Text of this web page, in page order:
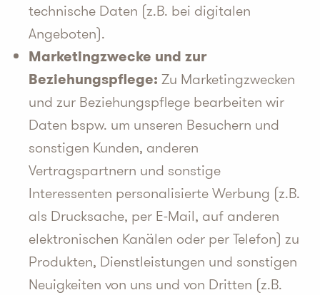
technische Daten (z.B. bei digitalen
Angeboten).
Marketingzwecke und zur
Beziehungspflege: Zu Marketingzwecken
und zur Beziehungspflege bearbeiten wir
Daten bspw. um unseren Besuchern und
sonstigen Kunden, anderen
Vertragspartnern und sonstige
Interessenten personalisierte Werbung (z.B.
als Drucksache, per E-Mail, auf anderen
elektronischen Kanälen oder per Telefon) zu
Produkten, Dienstleistungen und sonstigen
Neuigkeiten von uns und von Dritten (z.B.